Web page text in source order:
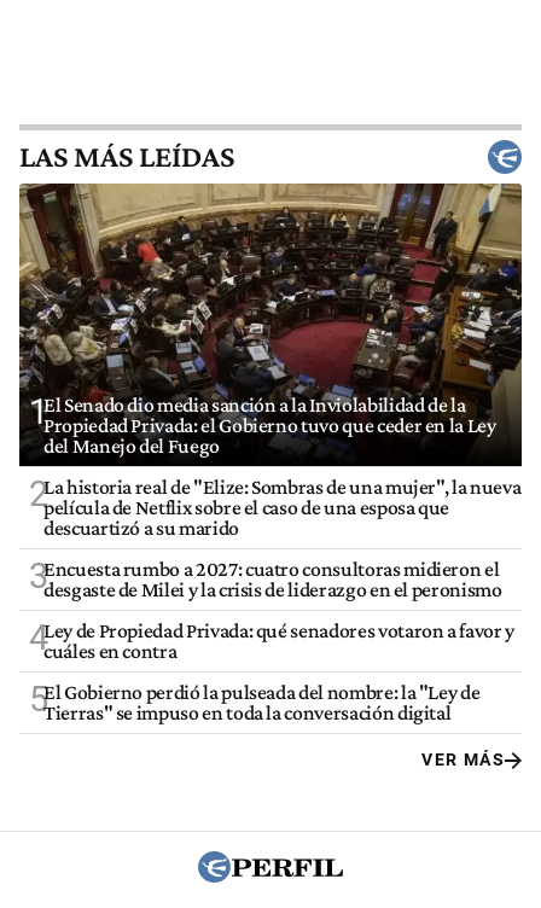
LAS MÁS LEÍDAS
1El Senado dio media sanción a la Inviolabilidad de la
Propiedad Privada: el Gobierno tuvo que ceder en la Ley
del Manejo del Fuego
2La historia real de "Elize: Sombras de una mujer", la nueva
película de Netflix sobre el caso de una esposa que
descuartizó a su marido
3Encuesta rumbo a 2027: cuatro consultoras midieron el
desgaste de Milei y la crisis de liderazgo en el peronismo
4Ley de Propiedad Privada: qué senadores votaron a favor y
cuáles en contra
5El Gobierno perdió la pulseada del nombre: la "Ley de
Tierras" se impuso en toda la conversación digital
VER MÁS